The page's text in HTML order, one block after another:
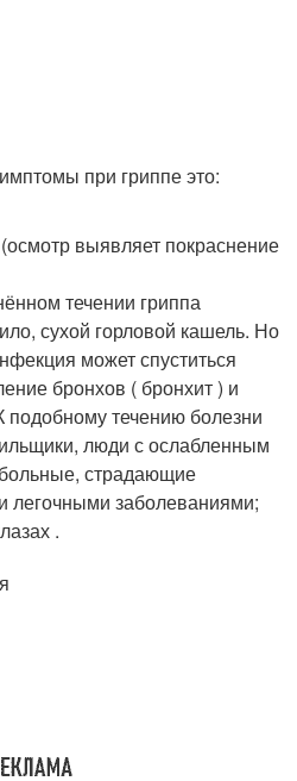
при гриппе это:
выявляет покраснение
течении гриппа
сухой горловой кашель. Но
может спуститься
бронхов ( бронхит ) и
подобному течению болезни
люди с ослабленным
страдающие
легочными заболеваниями;
.